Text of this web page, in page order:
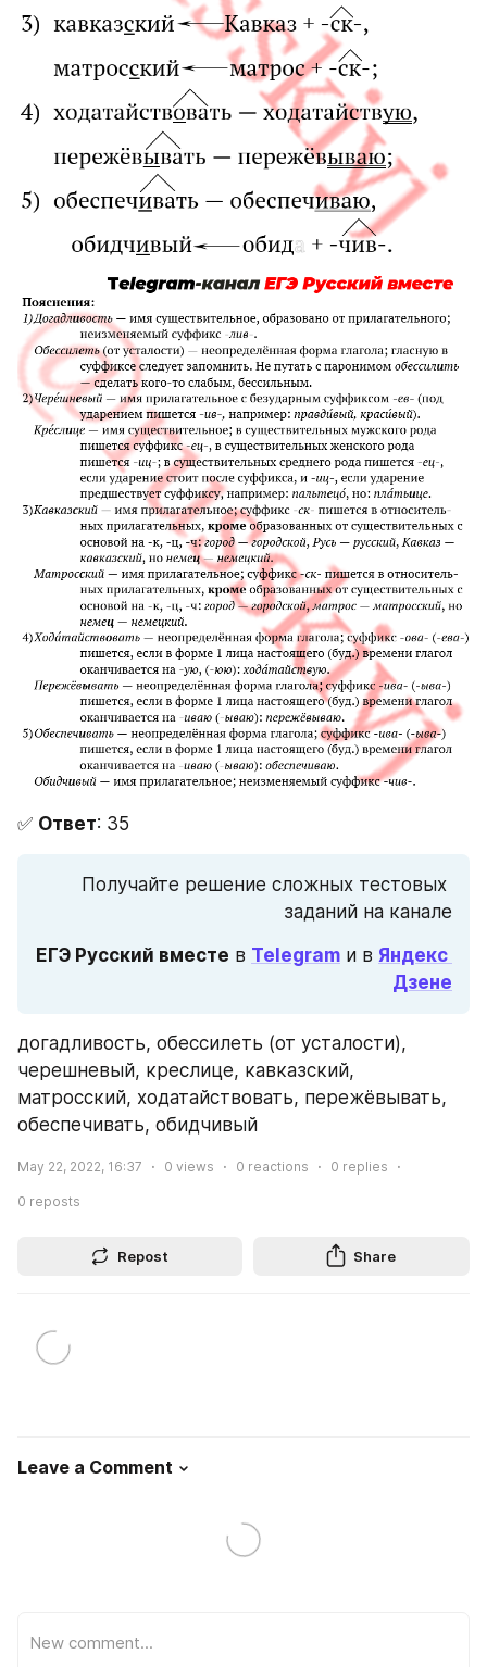
✅ Ответ: 35
Получайте решение сложных тестовых
заданий на канале
ЕГЭ Русский вместе в Telegram и в Яндекс
Дзене
догадливость, обессилеть (от усталости),
черешневый, креслице, кавказский,
матросский, ходатайствовать, пережёвывать,
обеспечивать, обидчивый
May 22, 2022, 16:37 0 views 0 reactions 0 replies
0 reposts
Repost Share
Leave a Comment